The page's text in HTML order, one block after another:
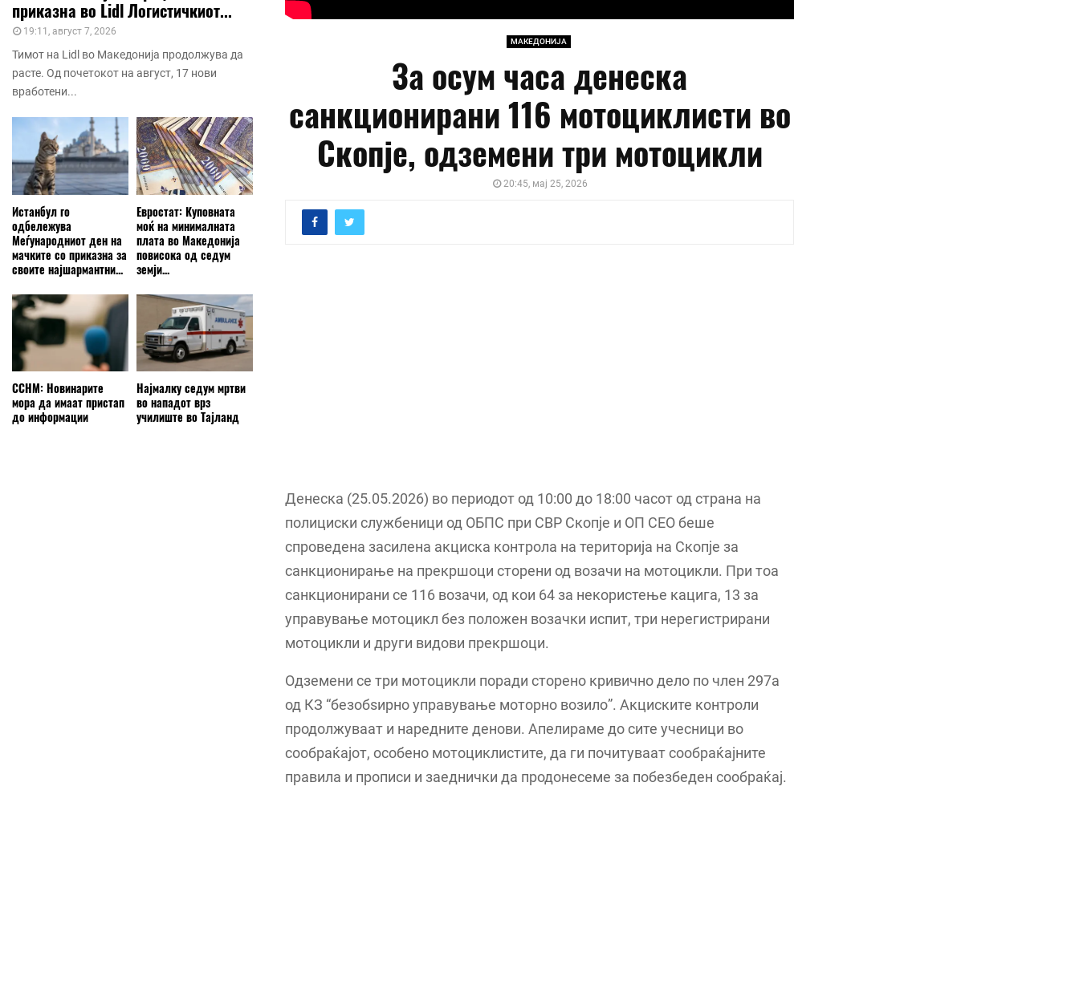
МАКЕДОНИЈА
За осум часа денеска
санкционирани 116 мотоциклисти во
Скопје, одземени три мотоцикли
20:45, мај 25, 2026
Денеска (25.05.2026) во периодот од 10:00 до 18:00 часот од страна на
полициски службеници од ОБПС при СВР Скопје и ОП СЕО беше
спроведена засилена акциска контрола на територија на Скопје за
санкционирање на прекршоци сторени од возачи на мотоцикли. При тоа
санкционирани се 116 возачи, од кои 64 за некористење кацига, 13 за
управување мотоцикл без положен возачки испит, три нерегистрирани
мотоцикли и други видови прекршоци.
Одземени се три мотоцикли поради сторено кривично дело по член 297а
од КЗ “безобѕирно управување моторно возило”. Акциските контроли
продолжуваат и наредните денови. Апелираме до сите учесници во
сообраќајот, особено мотоциклистите, да ги почитуваат сообраќајните
правила и прописи и заеднички да продонесеме за побезбеден сообраќај.
приказна во Lidl Логистичкиот...
19:11, август 7, 2026
Тимот на Lidl во Македонија продолжува да
расте. Од почетокот на август, 17 нови
вработени...
Истанбул го
одбележува
Меѓународниот ден на
мачките со приказна за
своите најшармантни...
Евростат: Куповната
моќ на минималната
плата во Македонија
повисока од седум
земји...
ССНМ: Новинарите
мора да имаат пристап
до информации
Најмалку седум мртви
во нападот врз
училиште во Тајланд